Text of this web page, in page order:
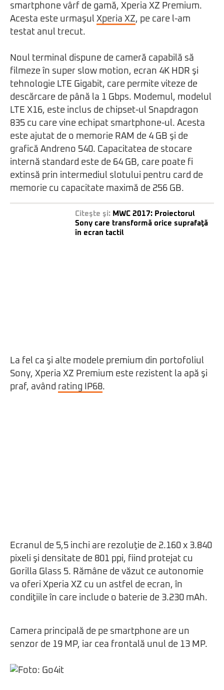
smartphone vârf de gamă, Xperia XZ Premium.
Acesta este urmaşul Xperia XZ, pe care l-am
testat anul trecut.
Noul terminal dispune de cameră capabilă să
filmeze în super slow motion, ecran 4K HDR şi
tehnologie LTE Gigabit, care permite viteze de
descărcare de până la 1 Gbps. Modemul, modelul
LTE X16, este inclus de chipset-ul Snapdragon
835 cu care vine echipat smartphone-ul. Acesta
este ajutat de o memorie RAM de 4 GB şi de
grafică Andreno 540. Capacitatea de stocare
internă standard este de 64 GB, care poate fi
extinsă prin intermediul slotului pentru card de
memorie cu capacitate maximă de 256 GB.
Citeşte şi: MWC 2017: Proiectorul
Sony care transformă orice suprafaţă
în ecran tactil
La fel ca şi alte modele premium din portofoliul
Sony, Xperia XZ Premium este rezistent la apă şi
praf, având rating IP68.
Ecranul de 5,5 inchi are rezoluţie de 2.160 x 3.840
pixeli şi densitate de 801 ppi, fiind protejat cu
Gorilla Glass 5. Rămâne de văzut ce autonomie
va oferi Xperia XZ cu un astfel de ecran, în
condiţiile în care include o baterie de 3.230 mAh.
Camera principală de pe smartphone are un
senzor de 19 MP, iar cea frontală unul de 13 MP.